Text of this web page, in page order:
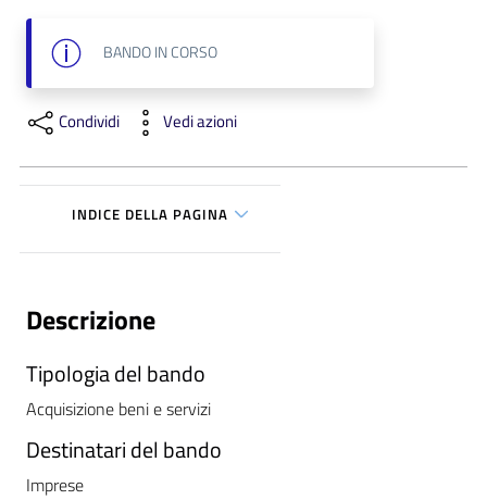
e
S
r
v
i
a
i
t
d
i
BANDOIN CORSO
Condividi Vedi azioni
INDICE DELLA PAGINA
Descrizione
Tipologia del bando
Acquisizione beni e servizi
Destinatari del bando
Imprese